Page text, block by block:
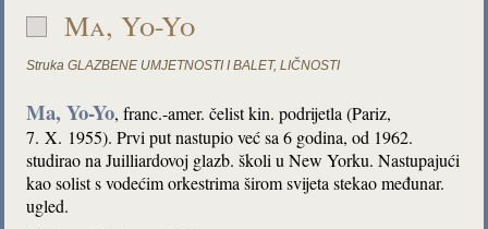
Ma, Yo-Yo
Struka GLAZBENE UMJETNOSTI I BALET,LIČNOSTI
Ma, Yo-Yo, franc.-amer. čelist kin. podrijetla (Pariz,
7. X. 1955). Prvi put nastupio već sa 6 godina, od 1962.
studirao na Juilliardovoj glazb. školi u New Yorku. Nastupajući
kao solist s vodećim orkestrima širom svijeta stekao međunar.
ugled.